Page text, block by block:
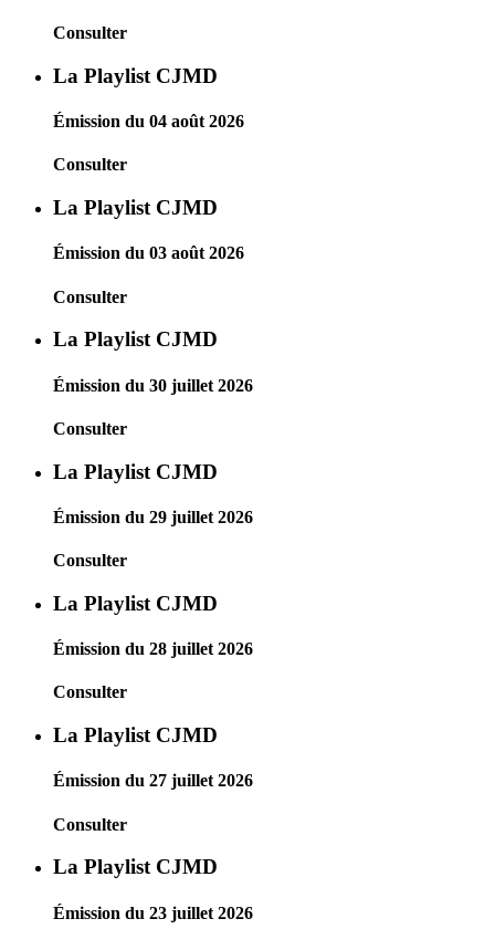
Consulter
La Playlist CJMD
Émission du 04 août 2026
Consulter
La Playlist CJMD
Émission du 03 août 2026
Consulter
La Playlist CJMD
Émission du 30 juillet 2026
Consulter
La Playlist CJMD
Émission du 29 juillet 2026
Consulter
La Playlist CJMD
Émission du 28 juillet 2026
Consulter
La Playlist CJMD
Émission du 27 juillet 2026
Consulter
La Playlist CJMD
Émission du 23 juillet 2026